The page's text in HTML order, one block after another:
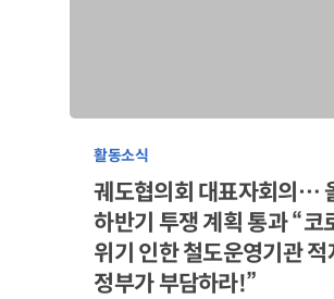
활동소식
궤도협의회 대표자회의…
하반기 투쟁 계획 통과 “코
위기 인한 철도운영기관 적
정부가 부담하라!”